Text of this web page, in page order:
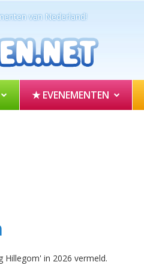
van Nederland!
★ EVENEMENTEN
in 2026 vermeld.